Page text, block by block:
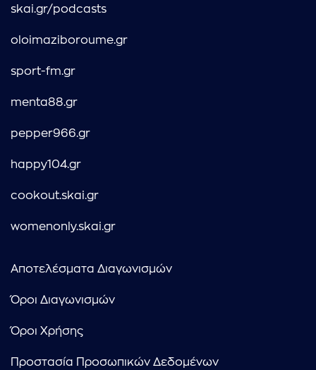
skai.gr/podcasts
oloimaziboroume.gr
sport-fm.gr
menta88.gr
pepper966.gr
happy104.gr
cookout.skai.gr
womenonly.skai.gr
Αποτελέσματα Διαγωνισμών
Όροι Διαγωνισμών
Όροι Χρήσης
Προστασία Προσωπικών Δεδομένων